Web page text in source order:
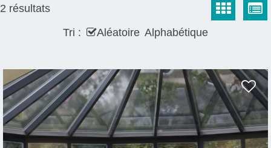
2 résultats
Tri :
Aléatoire Alphabétique